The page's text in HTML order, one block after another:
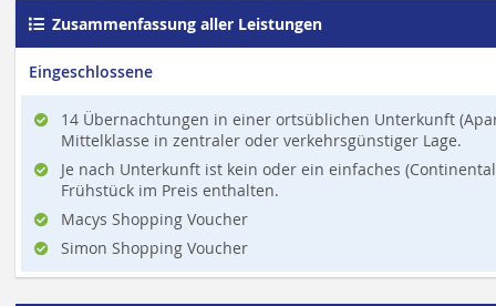
Zusammenfassung aller Leistungen
Eingeschlossene
14 Übernachtungen in einer ortsüblichen Unterkunft
Mittelklasse in zentraler oder verkehrsgünstiger Lage.
Je nach Unterkunft ist kein oder ein einfaches
Frühstück im Preis enthalten.
Macys Shopping Voucher
Simon Shopping Voucher